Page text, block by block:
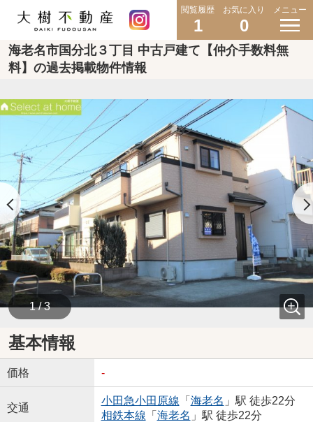
閲覧履歴
1
お気に入り
0
メニュー
海老名市国分北３丁目 中古戸建て【仲介手数料無
料】の過去掲載物件情報
1 / 3
基本情報
価格 -
交通
小田急小田原線 「 海老名 」駅 徒歩22分
相鉄本線 「 海老名 」駅 徒歩22分